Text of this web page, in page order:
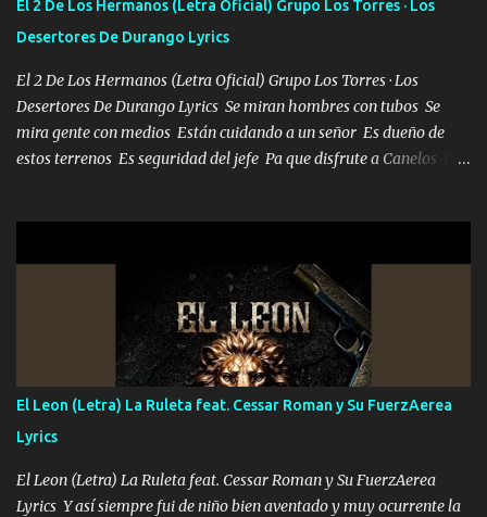
la invite a cenar Otras más me están pidiendo que las saque a
bailar Pero es que tengo un par de conciertos más que llenar Se
mueven solo por el interés P...
El 2 De Los Hermanos (Letra Oficial) Grupo Los Torres · Los
Desertores De Durango Lyrics
El 2 De Los Hermanos (Letra Oficial) Grupo Los Torres · Los
Desertores De Durango Lyrics Se miran hombres con tubos Se
mira gente con medios Están cuidando a un señor Es dueño de
estos terrenos Es seguridad del jefe Pa que disfrute a Canelos Es
ni tampoco las mujeres porque es platica de grandes por eso hay
que estar alegres doy las instrucciones para atender los deberes
Música Si es que salta algún problema de confianza tengo gente
ahí está el Hombre Cuarenta y también Pariente 7 arreglan
cualquier problema no más es cuestión que ordené NOS HACE
FALTA UN HERMANO DE CLAVE ERA EL 24 SIEMPRE FUE UN
HOMBRE VALIENTE POR ALGO M'URIÓ PELEAND0 SIEMPRE
VIO POR LA FAMILIA PARA QUE SIGA EL LEGADO Es el DOS de
los HERMANOS un cerebro inteligente y com...
El Leon (Letra) La Ruleta feat. Cessar Roman y Su FuerzAerea
Lyrics
El Leon (Letra) La Ruleta feat. Cessar Roman y Su FuerzAerea
Lyrics Y así siempre fui de niño bien aventado y muy ocurrente la